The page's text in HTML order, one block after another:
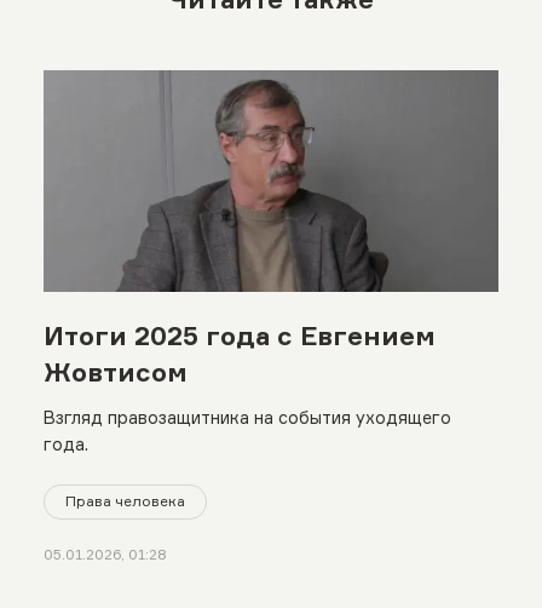
Итоги 2025 года с Евгением
Жовтисом
Взгляд правозащитника на события уходящего
года.
Права человека
05.01.2026, 01:28